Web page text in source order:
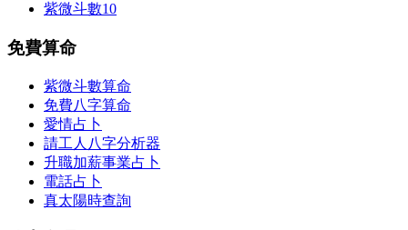
紫微斗數10
免費算命
紫微斗數算命
免費八字算命
愛情占卜
請工人八字分析器
升職加薪事業占卜
電話占卜
真太陽時查詢